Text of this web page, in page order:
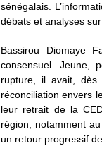
sénégalais.
débats et analyses
Bassirou Diomaye
consensuel. Jeune,
rupture, il avait,
réconciliation envers
leur retrait de la
région, notamment
un retour progressif